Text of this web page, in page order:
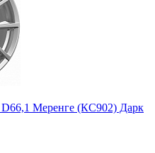
D66,1 Меренге (КС902) Дарк